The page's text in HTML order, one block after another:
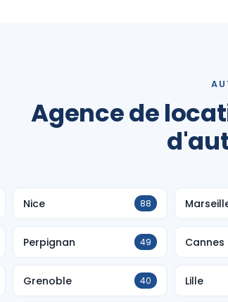
Agence de
Nice 88
Perpignan 49 Cannes
Grenoble 40 Lille